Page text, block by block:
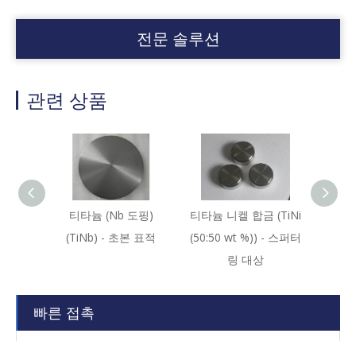
전문 솔루션
관련 상품
티타늄 (Nb 도핑)
(TiNb) - 초본 표적
티타늄 니켈 합금 (TiNi
(50:50 wt %)) - 스퍼터
링 대상
빠른 접촉